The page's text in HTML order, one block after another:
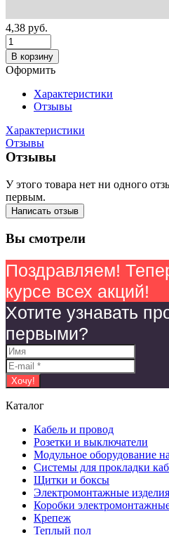
4,38 руб.
В корзину
Оформить
Характеристики
Отзывы
Характеристики
Отзывы
Отзывы
У этого товара нет ни одного
первым.
Написать отзыв
Вы смотрели
Поздравляем!
курсе всех акций!
Хотите узнавать
первыми?
Каталог
Кабель и провод
Розетки и выключатели
Модульное оборудование
Системы для прокладки
Щитки и боксы
Электромонтажные изделия
Коробки
Крепеж
Теплый пол